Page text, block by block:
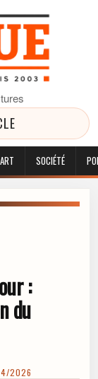
SOCIÉTÉ
:
du
2026